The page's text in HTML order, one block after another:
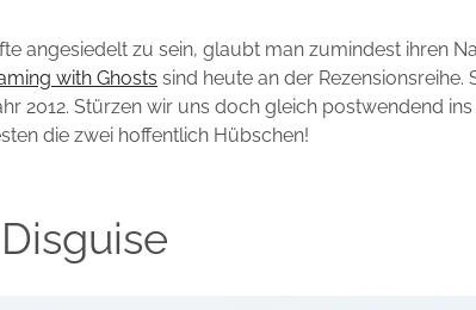
angesiedelt zu sein, glaubt man zumindest ihren
with Ghosts sind heute an der Rezensionsreihe.
2012. Stürzen wir uns doch gleich postwendend
die zwei hoffentlich Hübschen!